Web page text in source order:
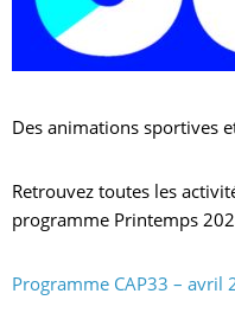
Des animations sportives
Retrouvez toutes les
programme Printemps
Programme CAP33 – avril